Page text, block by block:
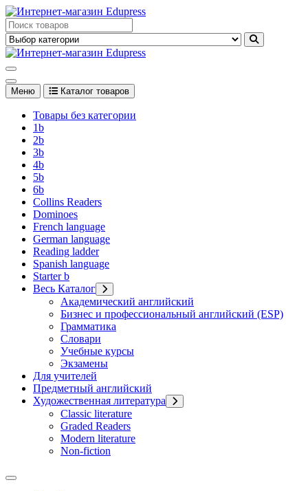
Перейти
к
содержимому
Edupress Uzbekistan, Edupress Узбекистан, книги, учебники на
английском языке
английском языке
Меню Каталог товаров
Товары без категории
1b
2b
3b
4b
5b
6b
Collins Readers
Dominoes
French language
German language
Reading ladder
Spanish language
Starter b
Весь Каталог
Академический английский
Бизнес и профессиональный английский (ESP)
Грамматика
Словари
Учебные курсы
Экзамены
Для учителей
Предметный английский
Художественная литература
Classic literature
Graded Readers
Modern literature
Non-fiction